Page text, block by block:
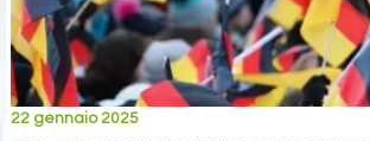
22 gennaio 2025